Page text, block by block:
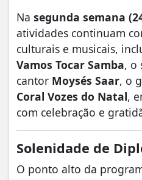
Na segunda semana
atividades continuam
culturais e musicais,
Vamos Tocar Samba, o
cantor Moysés Saar, o
Coral Vozes do Natal,
com celebração e
Solenidade de
O ponto alto da